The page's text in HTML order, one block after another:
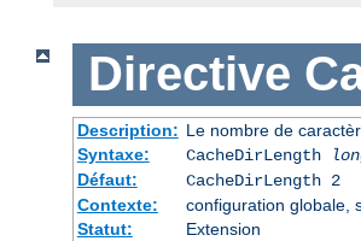
Directive
Description: Le nombre de
Syntaxe:
CacheDirLength
Défaut:
CacheDirLength 2
Contexte:
configuration globale,
Statut:
Extension